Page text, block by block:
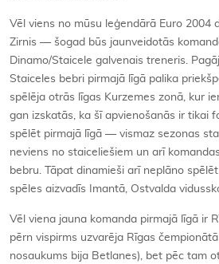
Vēl viens no mūsu leģendārā Euro 2004
Zirnis — šogad būs jaunveidotās
Dinamo/Staicele galvenais treneris.
Staiceles bebri pirmajā līgā palika
spēlēja otrās līgas Kurzemes zonā, kur
gan izskatās, ka šī apvienošanās ir tikai
spēlēt pirmajā līgā — vismaz sezonas
neviens no staiceliešiem un arī
bebru. Tāpat dinamieši arī neplāno
spēles aizvadīs Imantā, Ostvalda
Vēl viena jauna komanda pirmajā līgā ir
pērn vispirms uzvarēja Rīgas
nosaukums bija Betlanes), bet pēc tam